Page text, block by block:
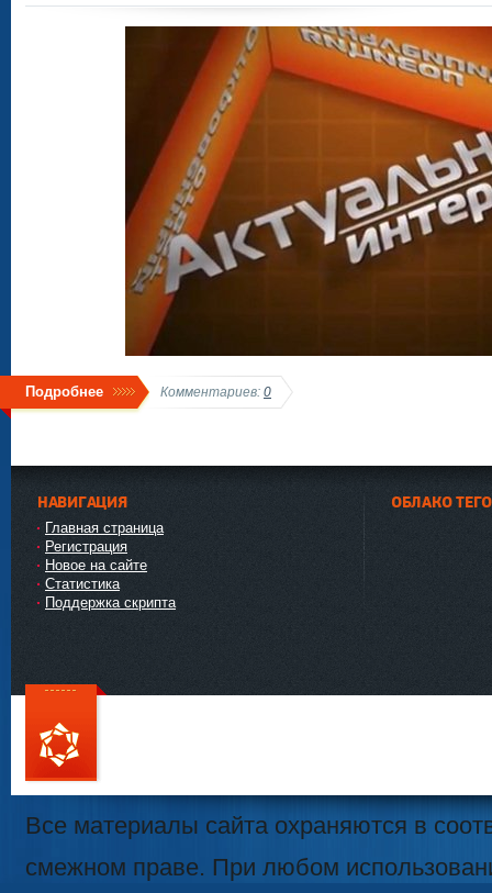
Подробнее Комментариев: 0
НАВИГАЦИЯ
Главная страница
Регистрация
Новое на сайте
Статистика
Поддержка скрипта
ОБЛАКО
111
Все материалы сайта охраняются в
смежном праве. При любом